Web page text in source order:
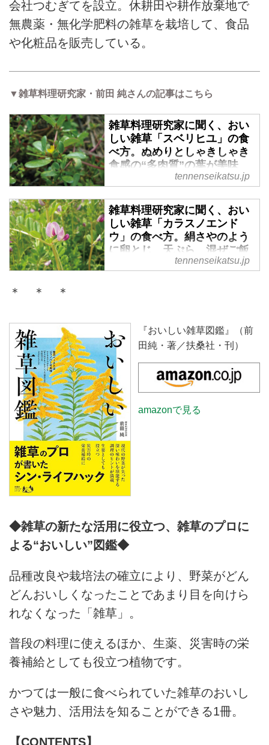
会社つむぎてを設立。休耕田や耕作放棄地で
無農薬・無化学肥料の雑草を栽培して、食品
や化粧品を販売している。
▼雑草料理研究家・前田 純さんの記事はこちら
雑草料理研究家に聞く、おい
しい雑草「スベリヒユ」の食
べ方。ぬめりとしゃきしゃき
食感の“多肉質”の葉が美味
野菜などと比べて“食材”という認
識がほとんどされていない「雑
草」ですが、実はおいしく食べら
れる植物として注目を集めていま
す。本記事では、雑草学を学び、
雑草を使った料理を楽しむ雑草料
tennenseikatsu.jp
雑草料理研究家に聞く、おい
しい雑草「カラスノエンド
ウ」の食べ方。絹さやのよう
に卵とじ、天ぷら、混ぜご飯
れる植物として注目を集めていま
す。本記事では、雑草学を学び、
雑草を使った料理を楽しむ雑草料
理研究家・前田 純さんの著書
『おいしい雑草図鑑』（扶桑社）
より、カラスノエンドウの特徴と
おいしい食べ方を紹介します。
tennenseikatsu.jp
＊ ＊ ＊
『おいしい雑草図鑑』（前
田純・著／扶桑社・刊）
amazonで見る
◆雑草の新たな活用に役立つ、雑草のプロに
よる“おいしい”図鑑◆
品種改良や栽培法の確立により、野菜がどん
どんおいしくなったことであまり目を向けら
れなくなった「雑草」。
普段の料理に使えるほか、生薬、災害時の栄
養補給としても役立つ植物です。
かつては一般に食べられていた雑草のおいし
さや魅力、活用法を知ることができる1冊。
【CONTENTS】